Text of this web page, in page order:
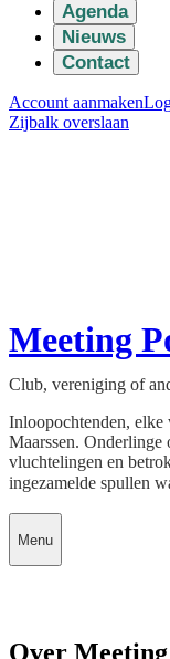
Agenda
Nieuws
Contact
Account aanmaken
Zijbalk overslaan
Meeting
Club, vereniging of
Inloopochtenden,
Maarssen. Onderlinge
vluchtelingen en
ingezamelde spullen
Menu
Over